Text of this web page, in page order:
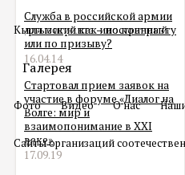
Кыргызский как иностранный
Галерея
Фото Видео О нас
Сайты организаций
Служба в российской армии
для мигранта – по контракту
или по призыву?
16.04.14
Стартовал прием заявок на
участие в форуме «Диалог на
Волге: мир и
взаимопонимание в XXI
веке»
17.09.19